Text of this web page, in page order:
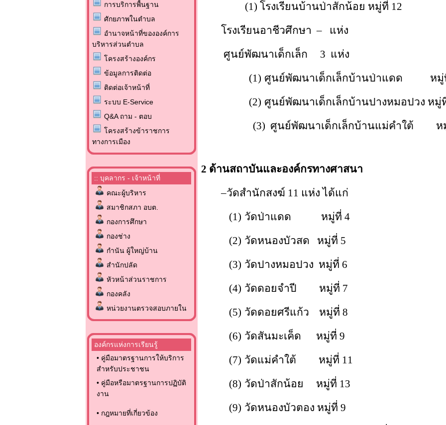
การบริการพื้นฐาน
ศักยภาพในตำบล
อำนาจหน้าที่ขององค์การ
บริหารส่วนตำบล
โครงสร้างองค์กร
ข้อมูลการติดต่อ
ติดต่อเจ้าหน้าที่
ระบบ E-Service
Q&A ถาม - ตอบ
โครงสร้างข้าราชการ
ทางการเมือง
:: บุคลากร - เจ้าหน้าที่
คณะผู้บริหาร
สมาชิกสภา อบต.
กองการศึกษา
กองช่าง
กำนัน ผู้ใหญ่บ้าน
สำนักปลัด
หัวหน้าส่วนราชการ
กองคลัง
หน่วยงานตรวจสอบภายใน
องค์กรแห่งการเรียนรู้
• คู่มือมาตรฐานการให้บริการ
สำหรับประชาชน
• คู่มือหรือมาตรฐานการปฏิบัติ
งาน
• กฎหมายที่เกี่ยวข้อง
(1) โรงเรียนบ้านป่าสักน้อย หมู่ที่ 12
โรงเรียนอาชีวศึกษา– แห่ง
ศูนย์พัฒนาเด็กเล็ก 3 แห่ง
(1) ศูนย์พัฒนาเด็กเล็กบ้านป่าแดด หมู่
(2) ศูนย์พัฒนาเด็กเล็กบ้านปางหมอปวง หมู่
(3) ศูนย์พัฒนาเด็กเล็กบ้านแม่คำใต้ ห
2 ด้านสถาบันและองค์กรทางศาสนา
–วัดสำนักสงฆ์ 11 แห่ง ได้แก่
(1) วัดป่าแดด หมู่ที่ 4
(2) วัดหนองบัวสด หมู่ที่ 5
(3) วัดปางหมอปวง หมู่ที่ 6
(4) วัดดอยจำปี หมู่ที่ 7
(5) วัดดอยศรีแก้ว หมู่ที่ 8
(6) วัดสันมะเค็ด หมู่ที่ 9
(7) วัดแม่คำใต้ หมู่ที่ 11
(8) วัดป่าสักน้อย หมู่ที่ 13
(9) วัดหนองบัวตอง หมู่ที่ 9